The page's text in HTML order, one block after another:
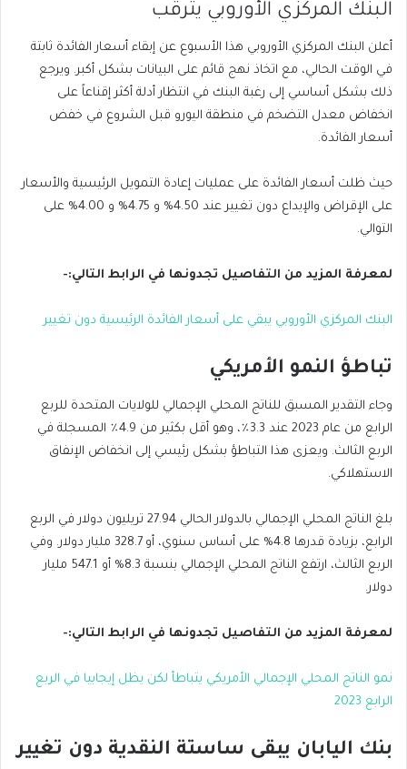
البنك المركزي الأوروبي يترقب
أعلن البنك المركزي الأوروبي هذا الأسبوع عن إبقاء أسعار الفائدة ثابتة
في الوقت الحالي، مع اتخاذ نهج قائم على البيانات بشكل أكبر. ويرجع
ذلك بشكل أساسي إلى رغبة البنك في انتظار أدلة أكثر إقناعاً على
انخفاض معدل التضخم في منطقة اليورو قبل الشروع في خفض
أسعار الفائدة.
حيث ظلت أسعار الفائدة على عمليات إعادة التمويل الرئيسية والأسعار
على الإقراض والإيداع دون تغيير عند 4.50% و 4.75% و 4.00% على
التوالي.
لمعرفة المزيد من التفاصيل تجدونها في الرابط التالي:-
البنك المركزي الأوروبي يبقي على أسعار الفائدة الرئيسية دون تغيير
تباطؤ النمو الأمريكي
وجاء التقدير المسبق للناتج المحلي الإجمالي للولايات المتحدة للربع
الرابع من عام 2023 عند 3.3٪، وهو أقل بكثير من 4.9٪ المسجلة في
الربع الثالث. ويعزى هذا التباطؤ بشكل رئيسي إلى انخفاض الإنفاق
الاستهلاكي.
بلغ الناتج المحلي الإجمالي بالدولار الحالي 27.94 تريليون دولار في الربع
الرابع، بزيادة قدرها 4.8% على أساس سنوي، أو 328.7 مليار دولار. وفي
الربع الثالث، ارتفع الناتج المحلي الإجمالي بنسبة 8.3% أو 547.1 مليار
دولار.
لمعرفة المزيد من التفاصيل تجدونها في الرابط التالي:-
نمو الناتج المحلي الإجمالي الأمريكي يتباطأ لكن يظل إيجابيا في الربع
الرابع 2023
بنك اليابان يبقى ساستة النقدية دون تغيير